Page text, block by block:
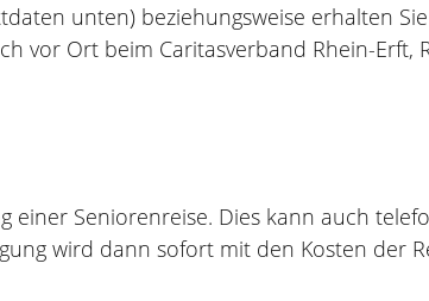
unten) beziehungsweise erhalten
vor Ort beim Caritasverband Rhein-Erft,
Seniorenreise. Dies kann auch
wird dann sofort mit den Kosten der